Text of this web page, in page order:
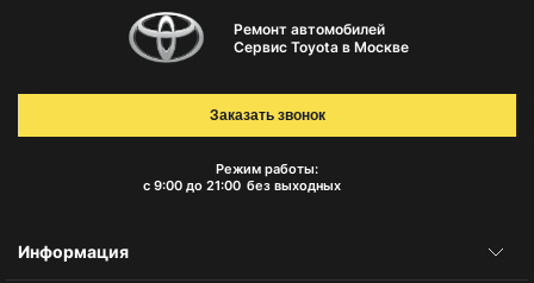
Ремонт автомобилей
Сервис Toyota в Москве
Режим работы:
с 9:00 до 21:00 без выходных
Заказать звонок
Информация